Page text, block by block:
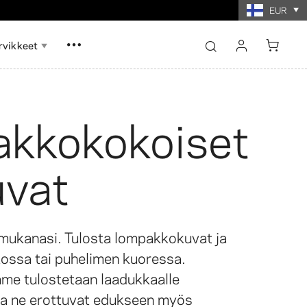
EUR
Näytä kaikki
Näytä kaikki
kirjaudu sisään
Tulosta lompakkokuvat ja
tai puhelimen kuoressa.
tulostetaan laadukkaalle
ne erottuvat edukseen myös